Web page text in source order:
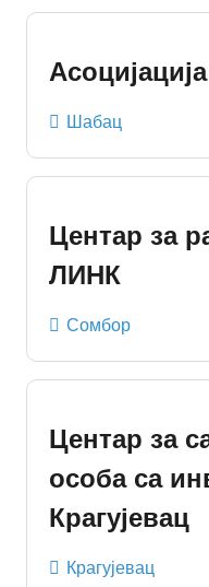
Шабац
Центар за
ЛИНК
Сомбор
Центар за
особа са
Крагујевац
Крагујевац